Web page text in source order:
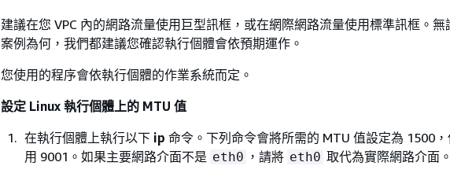
建議在您 VPC 內的網路流量使用巨型訊框，或在網際網路流量使用標準訊框。無
案例為何，我們都建議您確認執行個體會依預期運作。
您使用的程序會依執行個體的作業系統而定。
設定 Linux 執行個體上的 MTU 值
在執行個體上執行以下 ip 命令。下列命令會將所需的 MTU 值設定為 1500
用 9001。如果主要網路介面不是 eth0 ，請將 eth0 取代為實際網路介面。